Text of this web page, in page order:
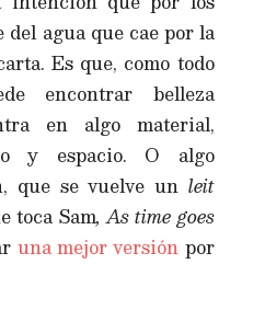
del agua que cae por la
Es que, como todo
encontrar belleza
en algo material,
y espacio. O algo
que se vuelve un leit
toca Sam, As time goes
una mejor versión por